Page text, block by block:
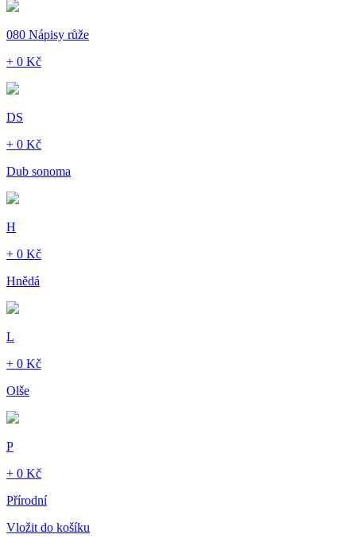
080 Nápisy růže
+ 0 Kč
DS
+ 0 Kč
Dub sonoma
H
+ 0 Kč
Hnědá
L
+ 0 Kč
Olše
P
+ 0 Kč
Přírodní
Vložit do košíku